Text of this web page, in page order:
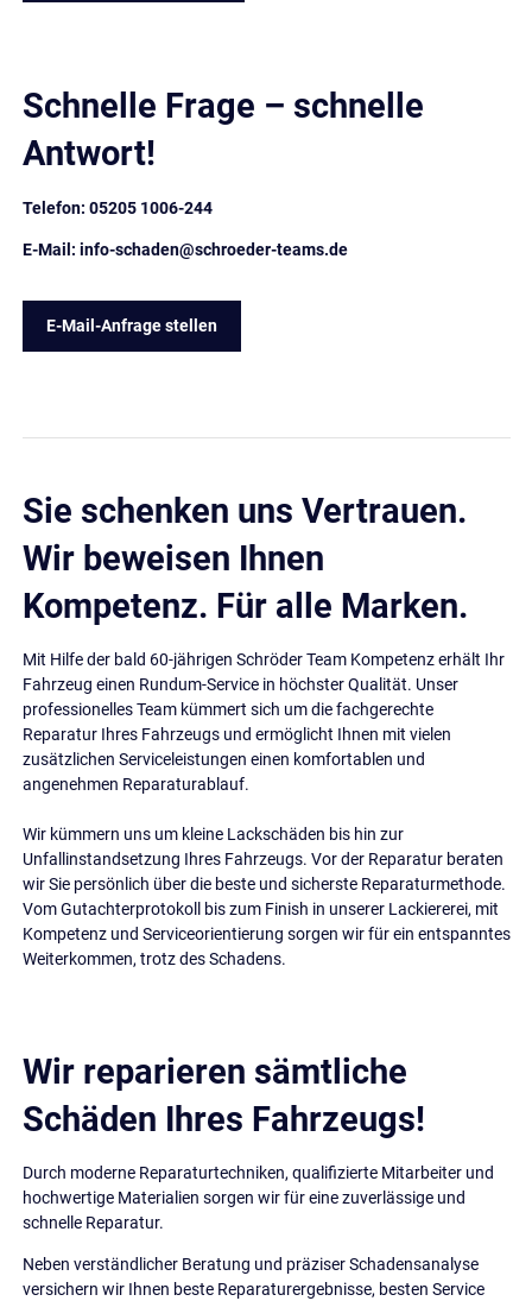
Schnelle Frage – schnelle
Antwort!
Telefon: 05205 1006-244
E-Mail: info-schaden@schroeder-teams.de
E-Mail-Anfrage stellen
Sie schenken uns Vertrauen.
Wir beweisen Ihnen
Kompetenz. Für alle Marken.
Mit Hilfe der bald 60-jährigen Schröder Team Kompetenz erhält Ihr
Fahrzeug einen Rundum-Service in höchster Qualität. Unser
professionelles Team kümmert sich um die fachgerechte
Reparatur Ihres Fahrzeugs und ermöglicht Ihnen mit vielen
zusätzlichen Serviceleistungen einen komfortablen und
angenehmen Reparaturablauf.
Wir kümmern uns um kleine Lackschäden bis hin zur
Unfallinstandsetzung Ihres Fahrzeugs. Vor der Reparatur beraten
wir Sie persönlich über die beste und sicherste Reparaturmethode.
Vom Gutachterprotokoll bis zum Finish in unserer Lackiererei, mit
Kompetenz und Serviceorientierung sorgen wir für ein entspanntes
Weiterkommen, trotz des Schadens.
Wir reparieren sämtliche
Schäden Ihres Fahrzeugs!
Durch moderne Reparaturtechniken, qualifizierte Mitarbeiter und
hochwertige Materialien sorgen wir für eine zuverlässige und
schnelle Reparatur.
Neben verständlicher Beratung und präziser Schadensanalyse
versichern wir Ihnen beste Reparaturergebnisse, besten Service